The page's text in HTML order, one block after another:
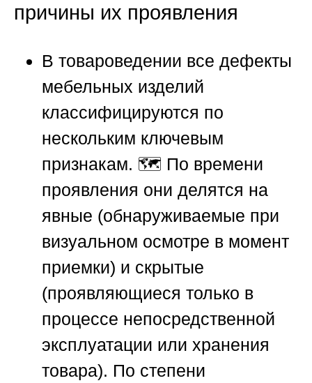
причины их проявления
В товароведении все дефекты
мебельных изделий
классифицируются по
нескольким ключевым
признакам. 🗺️ По времени
проявления они делятся на
явные (обнаруживаемые при
визуальном осмотре в момент
приемки) и скрытые
(проявляющиеся только в
процессе непосредственной
эксплуатации или хранения
товара). По степени